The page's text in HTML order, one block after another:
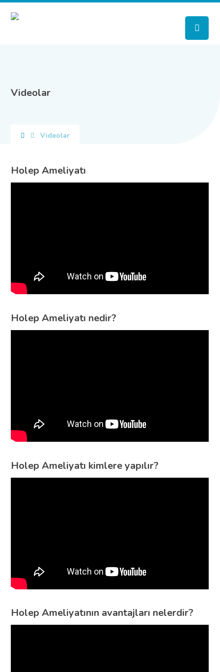
Videolar
Videolar
Holep Ameliyatı
Holep Ameliyatı nedir?
Holep Ameliyatı kimlere yapılır?
Holep Ameliyatının avantajları nelerdir?